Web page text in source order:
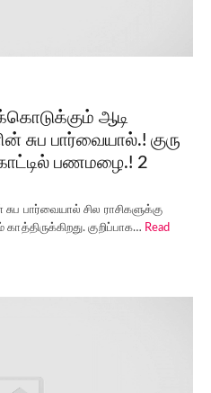
ஆடி
சுப பார்வையால்.! குரு
பணமழை.! 2
பார்வையால் சில ராசிகளுக்கு
குறிப்பாக… Read